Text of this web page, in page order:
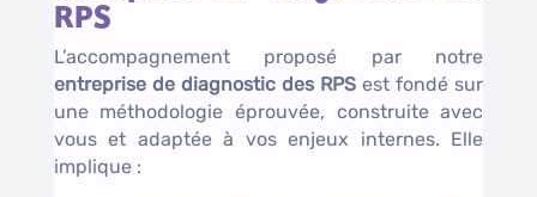
RPS
L’accompagnement proposé par notre
entreprise de diagnostic des RPS est fondé sur
une méthodologie éprouvée, construite avec
vous et adaptée à vos enjeux internes. Elle
implique :